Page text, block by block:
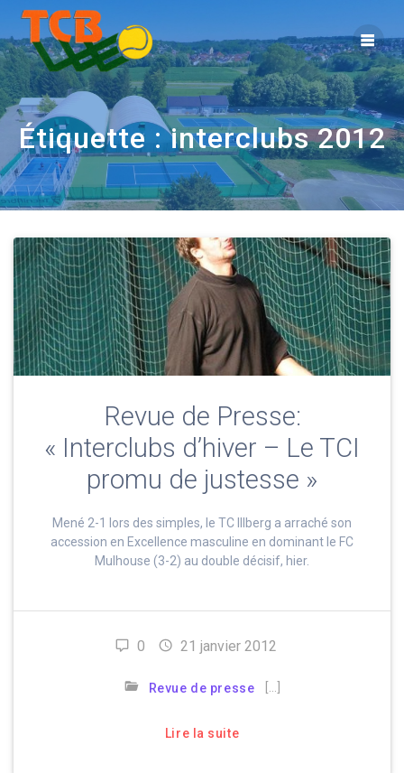
Étiquette :interclubs 2012
Revue de Presse:
« Interclubs d’hiver – Le TCI
promu de justesse »
Mené 2-1 lors des simples, le TC Illberg a arraché son
accession en Excellence masculine en dominant le FC
Mulhouse (3-2) au double décisif, hier.
0 21 janvier 2012
Revue de presse
Lire la suite